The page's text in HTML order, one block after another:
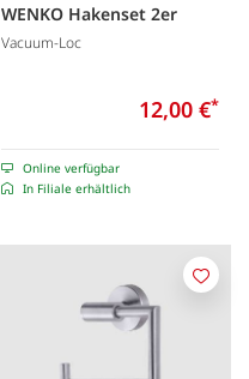
WENKO Hakenset 2er
Vacuum-Loc
12,00 €*
Online verfügbar
In Filiale erhältlich